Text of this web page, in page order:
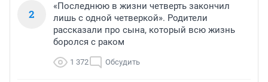
2
«Последнюю в жизни четверть закончил
лишь с одной четверкой». Родители
рассказали про сына, который всю жизнь
боролся с раком
1 372 Обсудить